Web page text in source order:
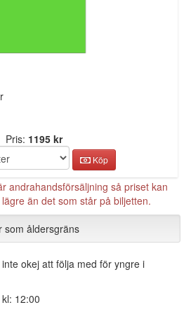
Pris: 1195 kr
Köp
andrahandsförsäljning så priset kan
än det som står på biljetten.
som åldersgräns
okej att följa med för yngre i
12:00